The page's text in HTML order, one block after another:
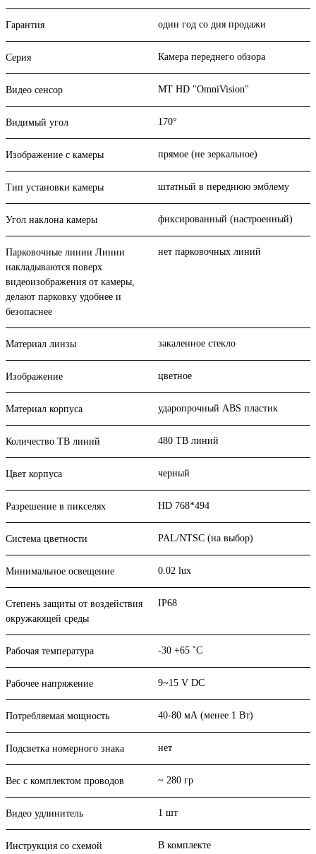
Гарантия один год со дня продажи
Серия Камера переднего обзора
Видео сенсор MT HD "OmniVision"
Видимый угол 170°
Изображение с камеры прямое (не зеркальное)
Тип установки камеры штатный в переднюю эмблему
Угол наклона камеры фиксированный (настроенный)
Парковочные линии Линии
накладываются поверх
видеоизображения от камеры,
делают парковку удобнее и
безопаснее
нет парковочных линий
Материал линзы закаленное стекло
Изображение цветное
Материал корпуса ударопрочный ABS пластик
Количество ТВ линий 480 ТВ линий
Цвет корпуса черный
Разрешение в пикселях HD 768*494
Система цветности PAL/NTSC (на выбор)
Минимальное освещение 0.02 lux
Степень защиты от воздействия
окружающей среды
IP68
Рабочая температура -30 +65 ˚C
Рабочее напряжение 9~15 V DC
Потребляемая мощность 40-80 мА (менее 1 Вт)
Подсветка номерного знака нет
Вес с комплектом проводов ~ 280 гр
Видео удлинитель 1 шт
Инструкция со схемой
В комплекте